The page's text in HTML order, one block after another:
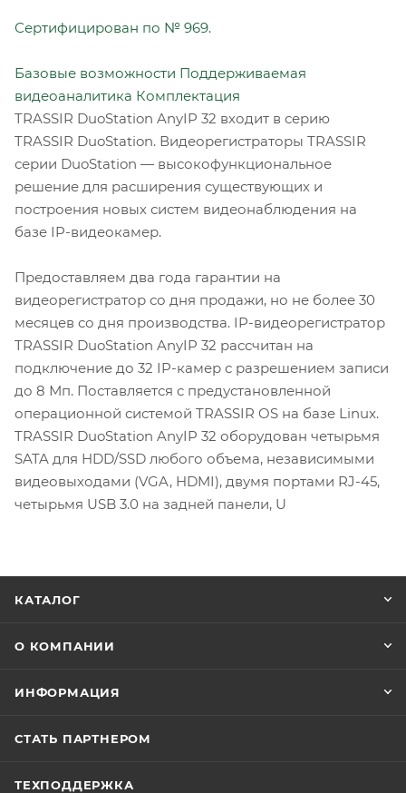
Сертифицирован по № 969.
Базовые возможности Поддерживаемая
видеоаналитика Комплектация
TRASSIR DuoStation AnyIP 32 входит в серию
TRASSIR DuoStation. Видеорегистраторы TRASSIR
серии DuoStation — высокофункциональное
решение для расширения существующих и
построения новых систем видеонаблюдения на
базе IP-видеокамер.
Предоставляем два года гарантии на
видеорегистратор со дня продажи, но не более 30
месяцев со дня производства. IP-видеорегистратор
TRASSIR DuoStation AnyIP 32 рассчитан на
подключение до 32 IP-камер с разрешением записи
до 8 Мп. Поставляется с предустановленной
операционной системой TRASSIR OS на базе Linux.
TRASSIR DuoStation AnyIP 32 оборудован четырьмя
SATA для HDD/SSD любого объема, независимыми
видеовыходами (VGA, HDMI), двумя портами RJ-45,
четырьмя USB 3.0 на задней панели, U
КАТАЛОГ
О КОМПАНИИ
ИНФОРМАЦИЯ
СТАТЬ ПАРТНЕРОМ
ТЕХПОДДЕРЖКА